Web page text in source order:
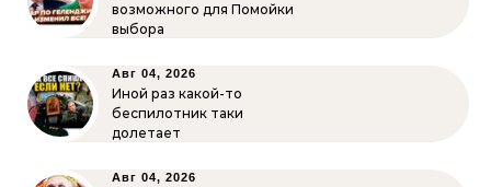
возможного для Помойки
выбора
Авг 04, 2026
Иной раз какой-то
беспилотник таки
долетает
Авг 04, 2026